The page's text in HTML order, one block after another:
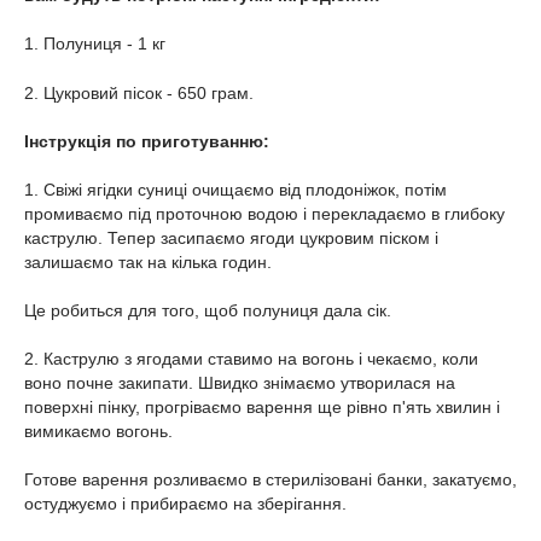
1. Полуниця - 1 кг
2. Цукровий пісок - 650 грам.
Інструкція по приготуванню:
1. Свіжі ягідки суниці очищаємо від плодоніжок, потім
промиваємо під проточною водою і перекладаємо в глибоку
каструлю. Тепер засипаємо ягоди цукровим піском і
залишаємо так на кілька годин.
Це робиться для того, щоб полуниця дала сік.
2. Каструлю з ягодами ставимо на вогонь і чекаємо, коли
воно почне закипати. Швидко знімаємо утворилася на
поверхні пінку, прогріваємо варення ще рівно п'ять хвилин і
вимикаємо вогонь.
Готове варення розливаємо в стерилізовані банки, закатуємо,
остуджуємо і прибираємо на зберігання.